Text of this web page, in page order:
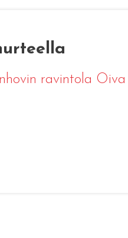
ravintola Oiva